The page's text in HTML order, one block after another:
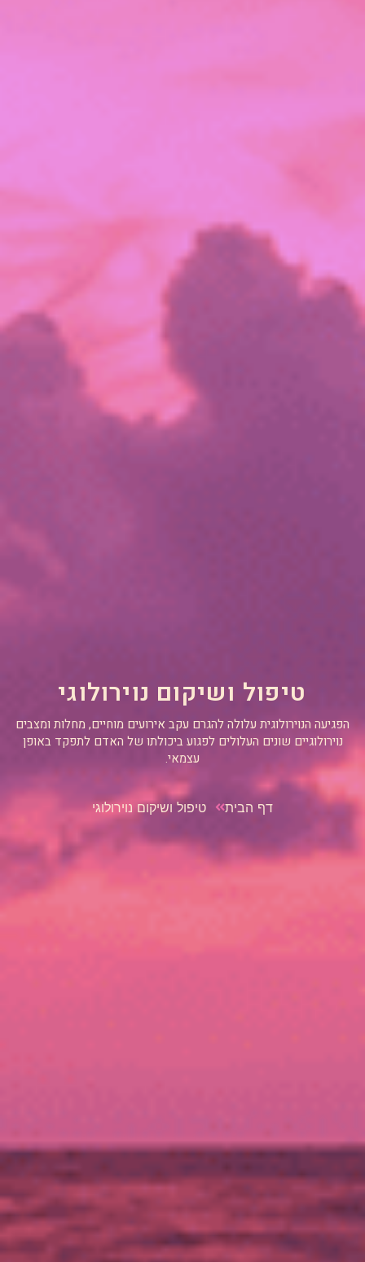
טיפול ושיקום נוירולוגי
הפגיעה הנוירולוגית עלולה להגרם עקב אירועים מוחיים, מחלות ומצבים
נוירולוגיים שונים העלולים לפגוע ביכולתו של האדם לתפקד באופן
עצמאי.
דף הבית טיפול ושיקום נוירולוגי